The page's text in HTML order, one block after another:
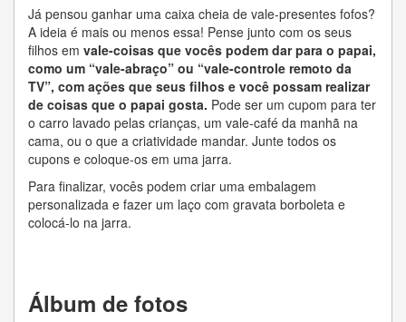
Já pensou ganhar uma caixa cheia de vale-presentes fofos?
A ideia é mais ou menos essa! Pense junto com os seus
filhos em vale-coisas que vocês podem dar para o papai,
como um “vale-abraço” ou “vale-controle remoto da
TV”, com ações que seus filhos e você possam realizar
de coisas que o papai gosta. Pode ser um cupom para ter
o carro lavado pelas crianças, um vale-café da manhã na
cama, ou o que a criatividade mandar. Junte todos os
cupons e coloque-os em uma jarra.
Para finalizar, vocês podem criar uma embalagem
personalizada e fazer um laço com gravata borboleta e
colocá-lo na jarra.
Álbum de fotos